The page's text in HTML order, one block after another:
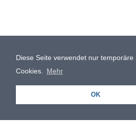
Diese Seite verwendet nur temporäre
Cookies.
Mehr
OK